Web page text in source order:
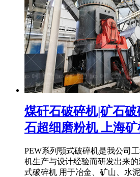
煤矸石破碎机|矿石
石超细磨粉机 上海矿
PEW系列颚式破碎机是我公司
机生产与设计经验而研发出来
式破碎机 用于冶金、矿山、水